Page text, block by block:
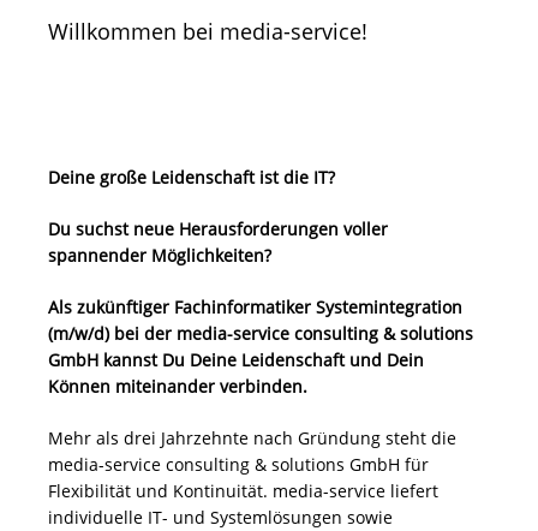
Willkommen bei media-service!
Deine große Leidenschaft ist die IT?
Du suchst neue Herausforderungen voller
spannender Möglichkeiten?
Als zukünftiger Fachinformatiker Systemintegration
(m/w/d) bei der media-service consulting & solutions
GmbH kannst Du Deine Leidenschaft und Dein
Können miteinander verbinden.
Mehr als drei Jahrzehnte nach Gründung steht die
media-service consulting & solutions GmbH für
Flexibilität und Kontinuität. media-service liefert
individuelle IT- und Systemlösungen sowie